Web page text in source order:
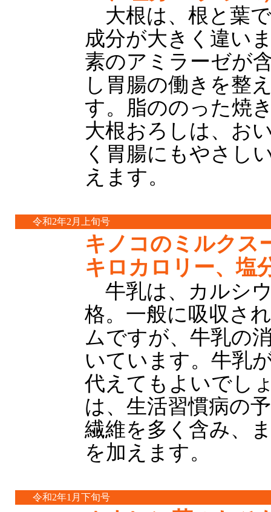
大根は、根と葉
成分が大きく違い
素のアミラーゼが
し胃腸の働きを整
す。脂ののった焼
大根おろしは、お
く胃腸にもやさし
えます。
令和2年2月上旬号
キノコのミルクス
キロカロリー、塩
牛乳は、カルシ
格。一般に吸収さ
ムですが、牛乳の
いています。牛乳
代えてもよいでし
は、生活習慣病の
繊維を多く含み、
を加えます。
令和2年1月下旬号